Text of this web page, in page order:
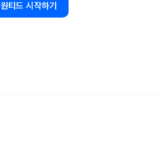
원티드 시작하기